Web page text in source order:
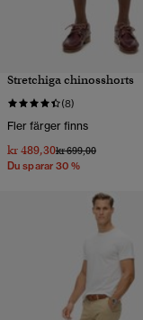
Stretchiga chinosshorts
(8)
Fler färger finns
kr 489,30Pris reducerat från
kr 699,00till
Du sparar 30 %